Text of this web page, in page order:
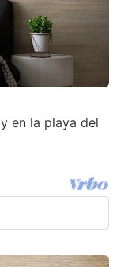
en la playa del